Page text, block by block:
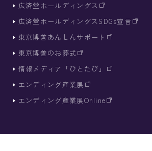
広済堂 ホールディングス
広済堂ホールディングスSDGs宣言
東京博善あんしんサポート
東京博善のお葬式
情報メディア 「ひとたび」
エンディング産業展
エンディング産業展Online